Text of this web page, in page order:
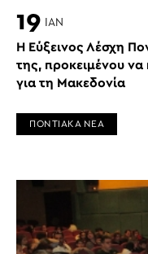
19 ΙΑΝ
Η Εύξεινος Λέσχη
της, προκειμένου να
για τη Μακεδονία
ΠΟΝΤΙΑΚΑ ΝΕΑ